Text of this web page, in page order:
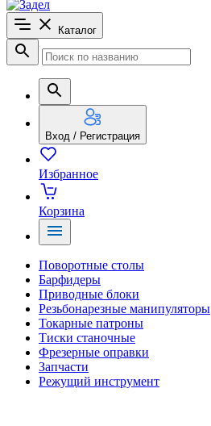
Каталог
Вход / Регистрация
Избранное
Корзина
Поворотные столы
Барфидеры
Приводные блоки
Резьбонарезные манипуляторы
Токарные патроны
Тиски станочные
Фрезерные оправки
Запчасти
Режущий инструмент